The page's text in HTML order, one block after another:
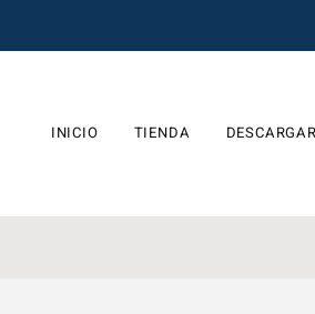
INICIO TIENDA